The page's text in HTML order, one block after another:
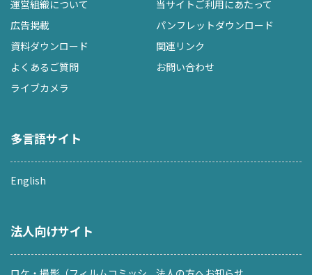
運営組織について
当サイトご利用にあたって
広告掲載
パンフレットダウンロード
資料ダウンロード
関連リンク
よくあるご質問
お問い合わせ
ライブカメラ
多言語サイト
English
法人向けサイト